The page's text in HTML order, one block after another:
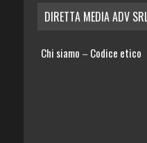
DIRETTA MEDIA ADV
Chi siamo – Codice etico